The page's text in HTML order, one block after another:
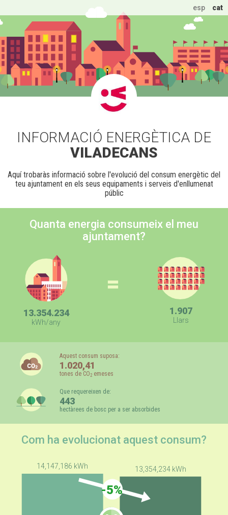
esp cat
INFORMACIÓ ENERGÈTICA DE
VILADECANS
Aquí trobaràs informació sobre l'evolució del consum energètic del
teu ajuntament en els seus equipaments i serveis d'enllumenat
públic
Quanta energia consumeix el meu
ajuntament?
13.354.234
kWh/any
1.907
Llars
Aquest consum suposa:
1.020,41
tones de CO2emeses
Que requereixen de:
443
hectàrees de bosc per a ser absorbides
Com ha evolucionat aquest consum?
14,147,186 kWh 13,354,234 kWh
-5%